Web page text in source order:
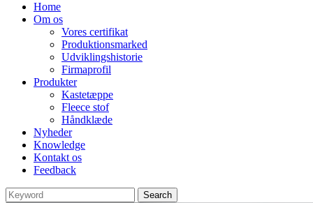
Home
Om os
Vores certifikat
Produktionsmarked
Udviklingshistorie
Firmaprofil
Produkter
Kastetæppe
Fleece stof
Håndklæde
Nyheder
Knowledge
Kontakt os
Feedback